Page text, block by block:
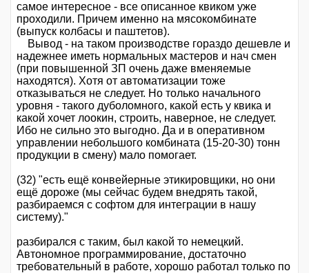
самое интересное - все описанное квиком уже
проходили. Причем именно на мясокомбинате
(выпуск колбасы и паштетов).
Вывод - на таком производстве гораздо дешевле и
надежнее иметь нормальных мастеров и нач смен
(при повышенной ЗП очень даже вменяемые
находятся). Хотя от автоматизации тоже
отказываться не следует. Но только начального
уровня - такого дуболомного, какой есть у квика и
какой хочет лоокин, строить, наверное, не следует.
Ибо не сильно это выгодно. Да и в оперативном
управлении небольшого комбината (15-20-30) тонн
продукции в смену) мало помогает.
(32) "есть ещё конвейерные этикировщики, но они
ещё дороже (мы сейчас будем внедрять такой,
разбираемся с софтом для интеграции в нашу
систему)."
разбирался с таким, был какой то немецкий.
Автономное программирование, достаточно
требовательный в работе, хорошо работал только по